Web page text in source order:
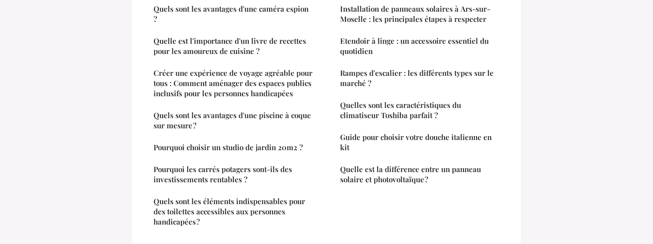
Quels sont les avantages d'une caméra espion
?
Quelle est l'importance d'un livre de recettes
pour les amoureux de cuisine ?
Créer une expérience de voyage agréable pour
tous : Comment aménager des espaces publics
inclusifs pour les personnes handicapées
Quels sont les avantages d'une piscine à coque
sur mesure ?
Pourquoi choisir un studio de jardin 20m2 ?
Pourquoi les carrés potagers sont-ils des
investissements rentables ?
Quels sont les éléments indispensables pour
des toilettes accessibles aux personnes
handicapées ?
Installation de panneaux solaires à Ars-sur-
Moselle : les principales étapes à respecter
Etendoir à linge : un accessoire essentiel du
quotidien
Rampes d'escalier : les différents types sur le
marché ?
Quelles sont les caractéristiques du
climatiseur Toshiba parfait ?
Guide pour choisir votre douche italienne en
kit
Quelle est la différence entre un panneau
solaire et photovoltaïque ?